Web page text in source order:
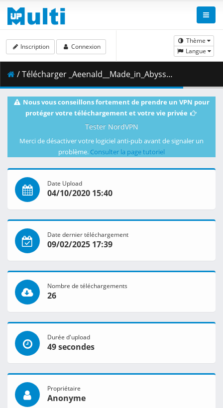
Thème
Langue
Inscription Connexion
/ Télécharger _Aeenald__Made_in_Abyss_Movie_-_Journey_s_Dawn__BD_1080p_HEVC-10bit_.mkv.006 ( 445.53 MB )
Nous vous conseillons fortement de prendre un VPN pour
protéger votre téléchargement et votre vie privée
Tester NordVPN
Merci de désactiver votre logiciel anti-pub avant de signaler un
problème. Consulter la page tutoriel
Date Upload
04/10/2020 15:40
Date dernier téléchargement
09/02/2025 17:39
Nombre de téléchargements
26
Durée d'upload
49 secondes
Propriétaire
Anonyme